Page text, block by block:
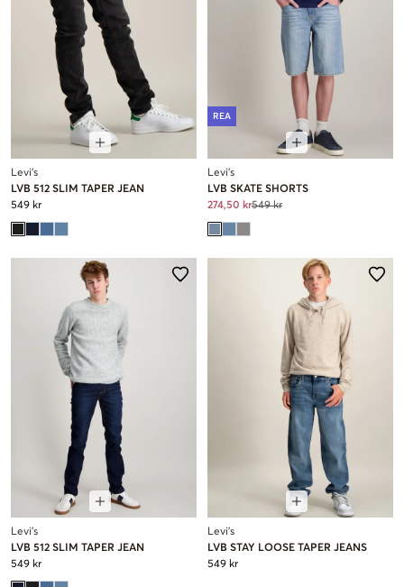
Levi's
LVB 512 SLIM TAPER JEAN
549 kr
REA
Levi's
LVB SKATE SHORTS
274,50 kr549 kr
Levi's
LVB 512 SLIM TAPER JEAN
549 kr
Levi's
LVB STAY LOOSE TAPER JEANS
549 kr